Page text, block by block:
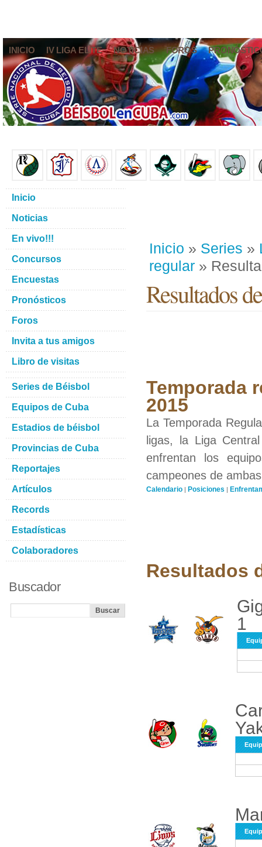
INICIO IV LIGA ELITE NOTICIAS FOROS
Inicio » Series »
regular »
Resultados
Temporada
2015
La Temporada
ligas, la Liga
enfrentan los
campeones de
Calendario | Posiciones |
Resultados
1
Inicio
Noticias
En vivo!!!
Concursos
Encuestas
Pronósticos
Foros
Invita a tus amigos
Libro de visitas
Series de Béisbol
Equipos de Cuba
Estadios de béisbol
Provincias de Cuba
Reportajes
Artículos
Records
Estadísticas
Colaboradores
Buscador